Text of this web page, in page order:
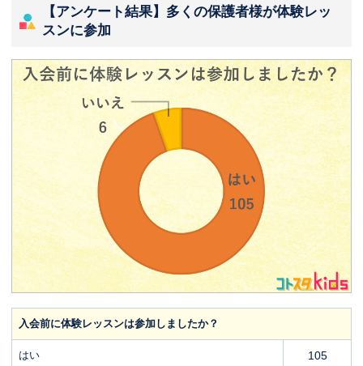
【アンケート結果】多くの保護者様が体験レッ
スンに参加
入会前に体験レッスンは参加しましたか？
はい 105